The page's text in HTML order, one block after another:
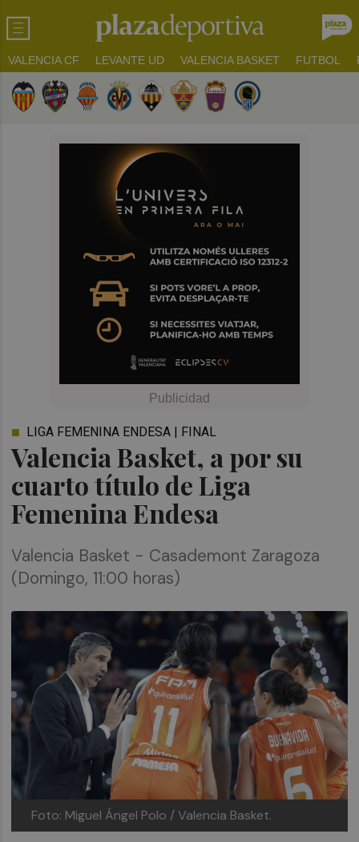
VALENCIA CF LEVANTE UD VALENCIA BASKET FUTBOL
Valencia Basket, a por su
cuarto título de Liga
Femenina Endesa
LIGA FEMENINA ENDESA | FINAL
Valencia Basket - Casademont Zaragoza
(Domingo, 11:00 horas)
Foto: Miguel Ángel Polo / Valencia Basket.